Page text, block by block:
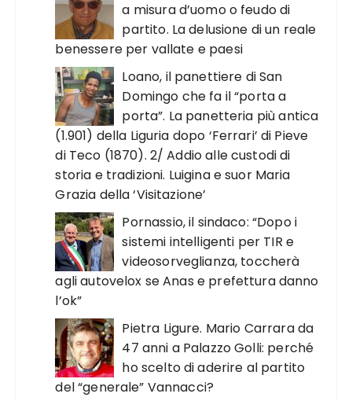
a misura d’uomo o feudo di
partito. La delusione di un reale
benessere per vallate e paesi
Loano, il panettiere di San
Domingo che fa il “porta a
porta”. La panetteria più antica
(1.901) della Liguria dopo ‘Ferrari’ di Pieve
di Teco (1870). 2/ Addio alle custodi di
storia e tradizioni. Luigina e suor Maria
Grazia della ‘Visitazione’
Pornassio, il sindaco: “Dopo i
sistemi intelligenti per TIR e
videosorveglianza, toccherà
agli autovelox se Anas e prefettura danno
l’ok”
Pietra Ligure. Mario Carrara da
47 anni a Palazzo Golli: perché
ho scelto di aderire al partito
del “generale” Vannacci?